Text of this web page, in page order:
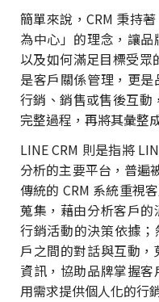
簡單來說，CRM 秉持
為中心」的理念，讓品
以及如何滿足目標受眾
是客戶關係管理，更
行銷、銷售或售後互動
完整過程，再將其彙整
LINE CRM 則是指將
分析的主要平台，普遍
傳統的 CRM 系統重視
蒐集，藉由分析客戶
行銷活動的決策依據；
戶之間的對話與互動
資訊，協助品牌掌握
用需求提供個人化的行